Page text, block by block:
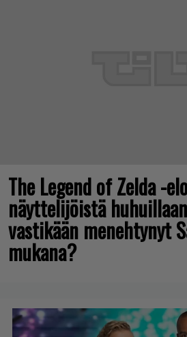
The Legend of Zelda -
näyttelijöistä
vastikään menehtynyt
mukana?